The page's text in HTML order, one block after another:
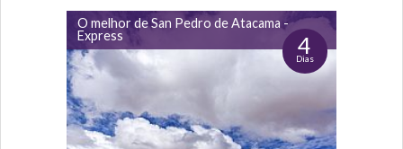
O melhor de San Pedro de Atacama -
Express
4
Dias